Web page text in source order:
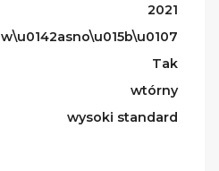
2021
w\u0142asno\u015b\u0107
Tak
wtórny
wysoki standard